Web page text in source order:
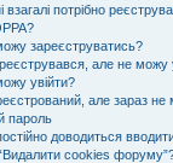
взагалі потрібно
зареєструватись?
але не можу
увійти?
але зараз
пароль
доводиться
cookies